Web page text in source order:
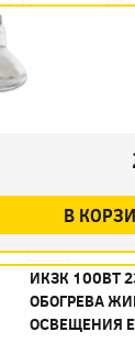
В
ИКЗК 100ВТ
ОБОГРЕВА
ОСВЕЩЕНИЯ